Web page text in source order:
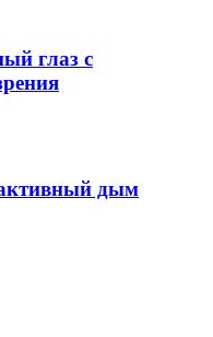
глаз с
дым